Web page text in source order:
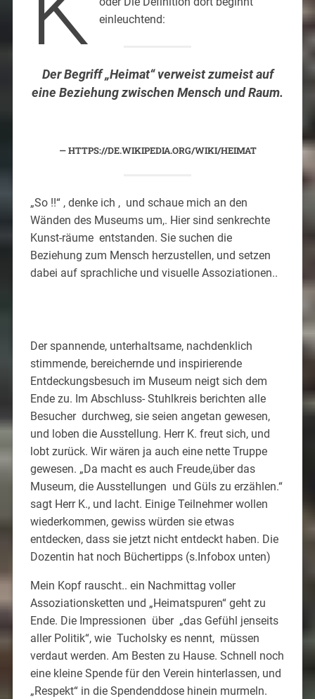
einleuchtend:
Der Begriff „Heimat“ verweist zumeist auf
eine Beziehung zwischen Mensch und Raum.
HTTPS://DE.WIKIPEDIA.ORG/WIKI/HEIMAT
„So !!“ , denke ich , und schaue mich an den
Wänden des Museums um,. Hier sind senkrechte
Kunst-räume entstanden. Sie suchen die
Beziehung zum Mensch herzustellen, und setzen
dabei auf sprachliche und visuelle Assoziationen..
Der spannende, unterhaltsame, nachdenklich
stimmende, bereichernde und inspirierende
Entdeckungsbesuch im Museum neigt sich dem
Ende zu. Im Abschluss- Stuhlkreis berichten alle
Besucher durchweg, sie seien angetan gewesen,
und loben die Ausstellung. Herr K. freut sich, und
lobt zurück. Wir wären ja auch eine nette Truppe
gewesen. „Da macht es auch Freude,über das
Museum, die Ausstellungen und Güls zu erzählen.“
sagt Herr K., und lacht. Einige Teilnehmer wollen
wiederkommen, gewiss würden sie etwas
entdecken, dass sie jetzt nicht entdeckt haben. Die
Dozentin hat noch Büchertipps (s.Infobox unten)
Mein Kopf rauscht.. ein Nachmittag voller
Assoziationsketten und „Heimatspuren“ geht zu
Ende. Die Impressionen über „das Gefühl jenseits
aller Politik“, wie Tucholsky es nennt, müssen
verdaut werden. Am Besten zu Hause. Schnell noch
eine kleine Spende für den Verein hinterlassen, und
„Respekt“ in die Spendenddose hinein murmeln.